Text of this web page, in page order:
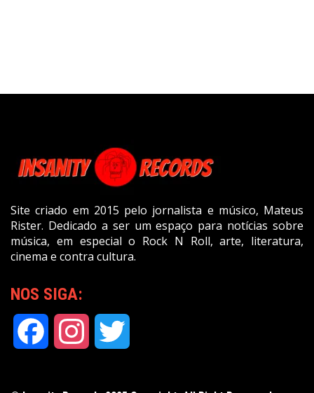
Site criado em 2015 pelo jornalista e músico, Mateus
Rister. Dedicado a ser um espaço para notícias sobre
música, em especial o Rock N Roll, arte, literatura,
cinema e contra cultura.
NOS SIGA:
Facebook Instagram